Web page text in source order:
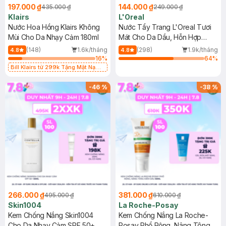
197.000 ₫435.000 ₫
Klairs
Nước Hoa Hồng Klairs Không
Mùi Cho Da Nhạy Cảm 180ml
4.8 (148)
1.6k/tháng
16%
Bill Klairs từ 299k Tặng Mặt Nạ
25ml (SL Có Hạn)
144.000 ₫249.000 ₫
L'Oreal
Nước Tẩy Trang L'Oreal Tươi
Mát Cho Da Dầu, Hỗn Hợp
400ml
4.8 (298)
1.9k/tháng
64%
-46%
266.000 ₫495.000 ₫
Skin1004
Kem Chống Nắng Skin1004
-38%
381.000 ₫610.000 ₫
La Roche-Posay
Kem Chống Nắng La Roche-